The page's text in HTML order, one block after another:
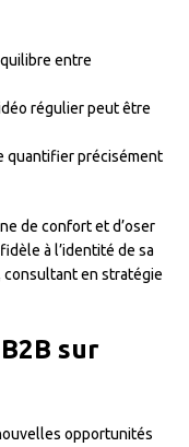
entre
régulier peut être
quantifier précisément
de confort et d’oser
à l’identité de sa
consultant en stratégie
sur
opportunités